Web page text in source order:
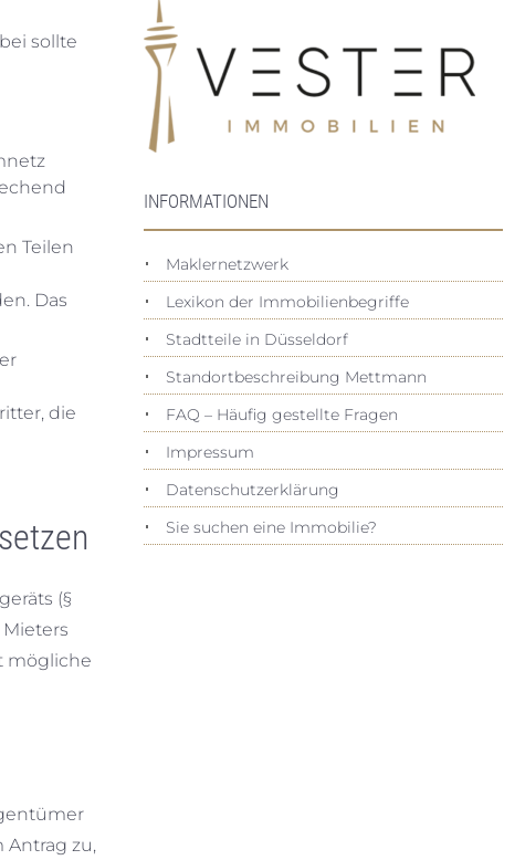
sollte
Teilen
Das
die
(§
mögliche
Antrag zu,
INFORMATIONEN
Maklernetzwerk
Lexikon der Immobilienbegriffe
Stadtteile in Düsseldorf
Standortbeschreibung Mettmann
FAQ – Häufig gestellte Fragen
Impressum
Datenschutz­erklärung
Sie suchen eine Immobilie?